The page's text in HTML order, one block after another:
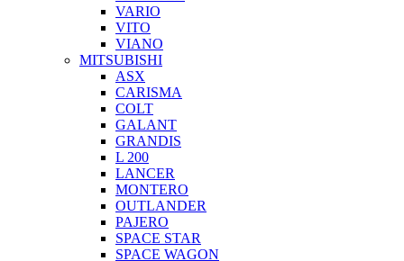
VARIO
VITO
VIANO
MITSUBISHI
ASX
CARISMA
COLT
GALANT
GRANDIS
L 200
LANCER
MONTERO
OUTLANDER
PAJERO
SPACE STAR
SPACE WAGON